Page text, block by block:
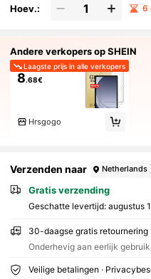
Hoev.: 6
Andere verkopers op SHEIN
Laagste prijs in alle verkopers
8.68€
Hrsgogo
Verzenden naar Netherlands
Gratis verzending
Geschatte levertijd: augustus
30-daagse gratis retournering
Onderhevig aan eerlijk
Veilige betalingen ·